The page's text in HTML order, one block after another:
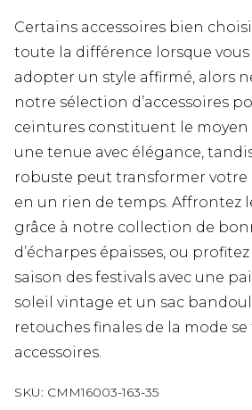
Certains accessoires bien
toute la différence lorsque vous
adopter un style affirmé, alors
notre sélection d’accessoires
ceintures constituent le moyen
une tenue avec élégance,
robuste peut transformer
en un rien de temps. Affrontez
grâce à notre collection de
d’écharpes épaisses, ou
saison des festivals avec une
soleil vintage et un sac
retouches finales de la mode
accessoires.
SKU: CMM16003-163-35